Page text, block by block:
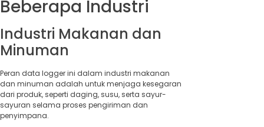
Industri Makanan dan
Minuman
Peran data logger ini dalam industri makanan
dan minuman adalah untuk menjaga kesegaran
dari produk, seperti daging, susu, serta sayur-
sayuran selama proses pengiriman dan
penyimpana.